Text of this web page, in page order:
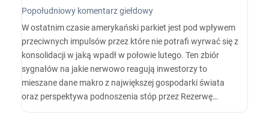
Popołudniowy komentarz giełdowy
W ostatnim czasie amerykański parkiet jest pod wpływem
przeciwnych impulsów przez które nie potrafi wyrwać się z
konsolidacji w jaką wpadł w połowie lutego. Ten zbiór
sygnałów na jakie nerwowo reagują inwestorzy to
mieszane dane makro z największej gospodarki świata
oraz perspektywa podnoszenia stóp przez Rezerwę